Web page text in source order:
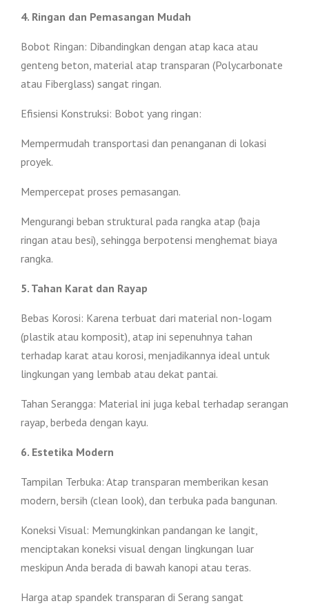
4. Ringan dan Pemasangan Mudah
Bobot Ringan: Dibandingkan dengan atap kaca atau
genteng beton, material atap transparan (Polycarbonate
atau Fiberglass) sangat ringan.
Efisiensi Konstruksi: Bobot yang ringan:
Mempermudah transportasi dan penanganan di lokasi
proyek.
Mempercepat proses pemasangan.
Mengurangi beban struktural pada rangka atap (baja
ringan atau besi), sehingga berpotensi menghemat biaya
rangka.
5. Tahan Karat dan Rayap
Bebas Korosi: Karena terbuat dari material non-logam
(plastik atau komposit), atap ini sepenuhnya tahan
terhadap karat atau korosi, menjadikannya ideal untuk
lingkungan yang lembab atau dekat pantai.
Tahan Serangga: Material ini juga kebal terhadap serangan
rayap, berbeda dengan kayu.
6. Estetika Modern
Tampilan Terbuka: Atap transparan memberikan kesan
modern, bersih (clean look), dan terbuka pada bangunan.
Koneksi Visual: Memungkinkan pandangan ke langit,
menciptakan koneksi visual dengan lingkungan luar
meskipun Anda berada di bawah kanopi atau teras.
Harga atap spandek transparan di Serang sangat